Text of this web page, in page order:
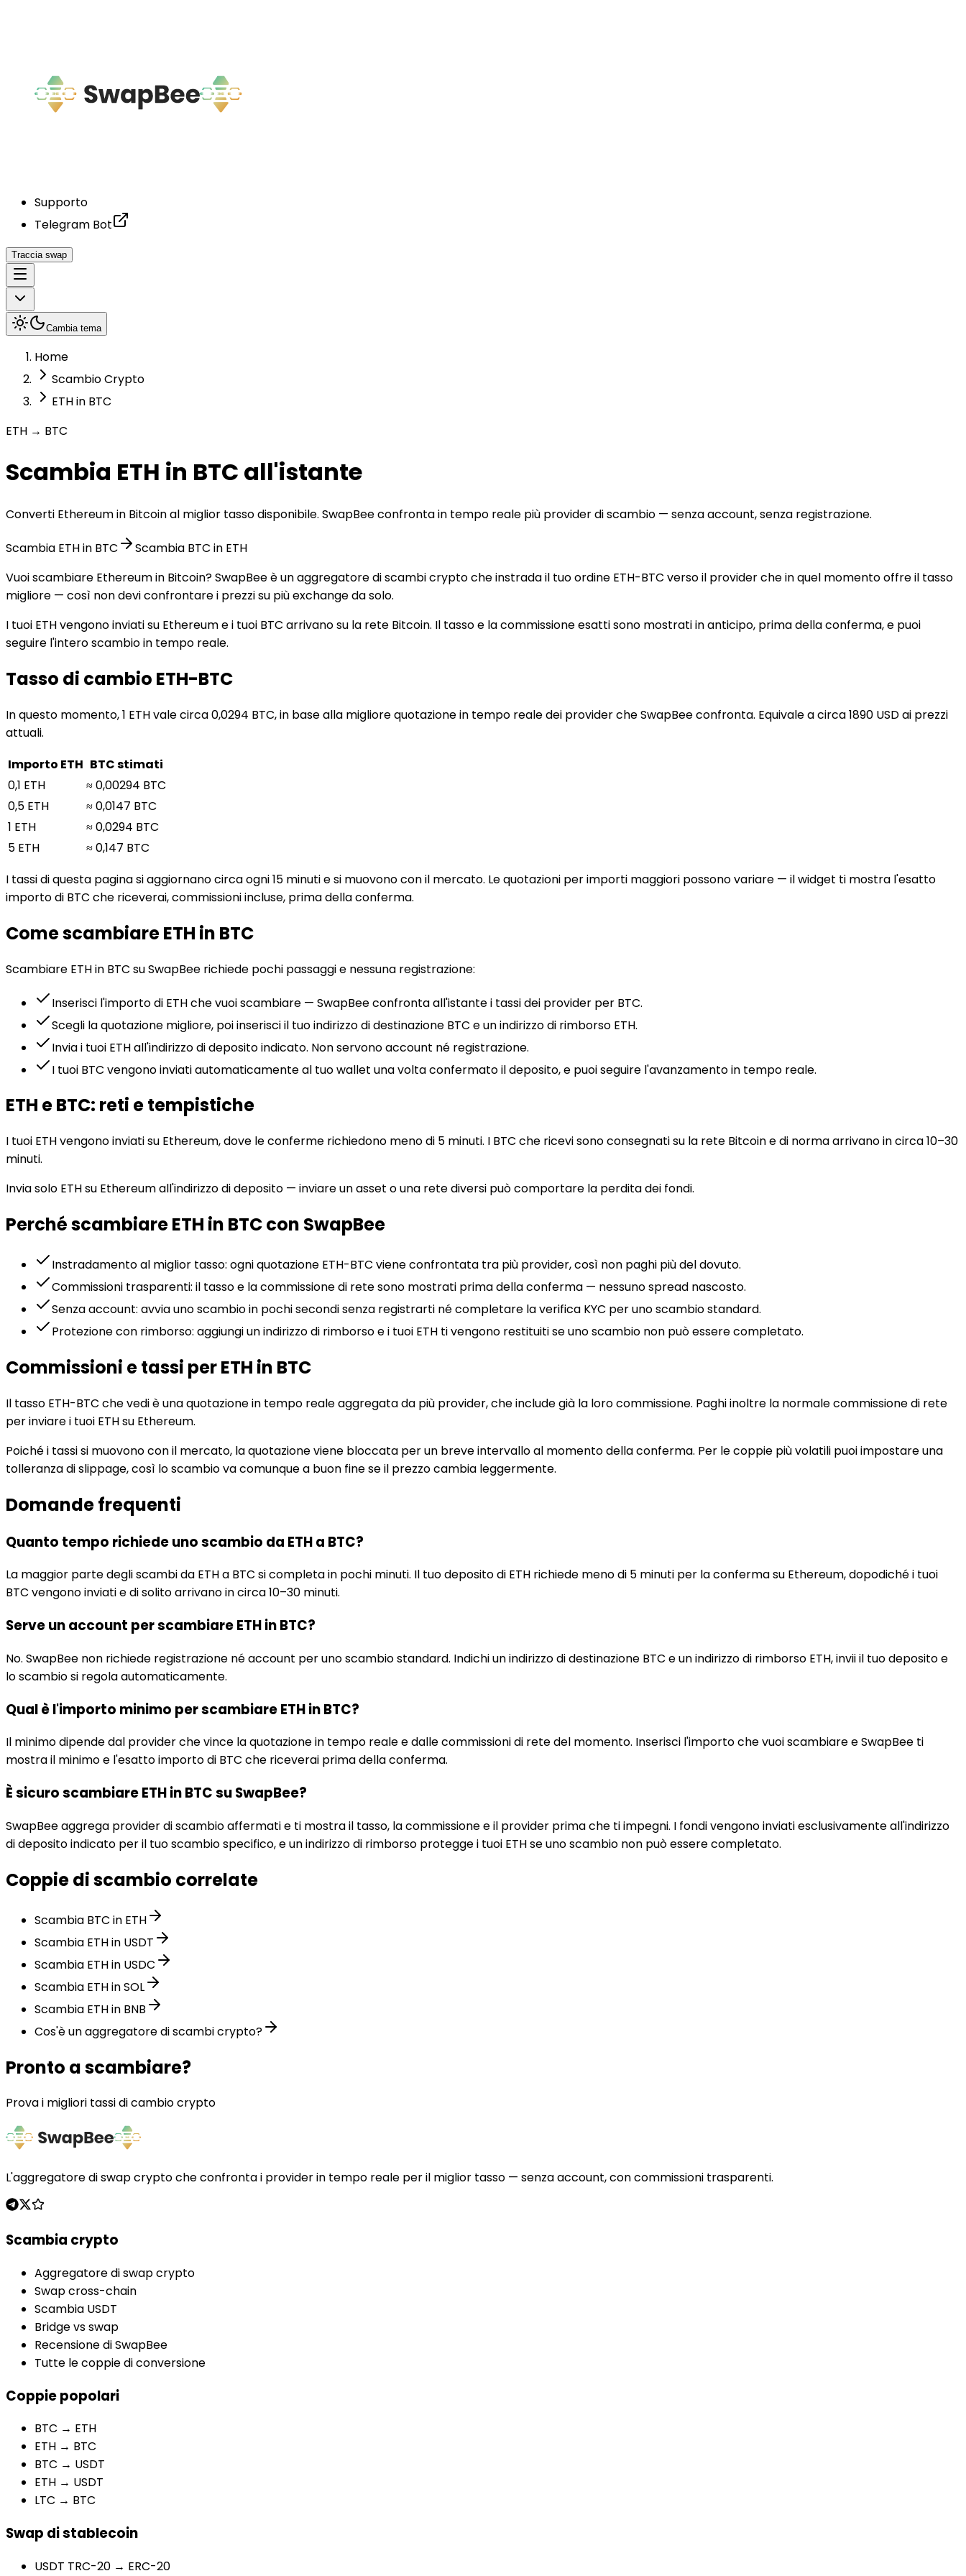
Supporto
Telegram Bot
Traccia swap
Cambia tema
Home
Scambio Crypto
ETH in BTC
ETH → BTC
Scambia ETH in BTC all'istante
Converti Ethereum in Bitcoin al miglior tasso disponibile. SwapBee confronta in tempo reale più provider di scambio — senza account, senza registrazione.
Scambia ETH in BTC
Scambia BTC in ETH
Vuoi scambiare Ethereum in Bitcoin? SwapBee è un aggregatore di scambi crypto che instrada il tuo ordine ETH-BTC verso il provider che in quel momento offre il tasso
migliore — così non devi confrontare i prezzi su più exchange da solo.
I tuoi ETH vengono inviati su Ethereum e i tuoi BTC arrivano su la rete Bitcoin. Il tasso e la commissione esatti sono mostrati in anticipo, prima della conferma, e puoi
seguire l'intero scambio in tempo reale.
Tasso di cambio ETH-BTC
In questo momento, 1 ETH vale circa 0,0294 BTC, in base alla migliore quotazione in tempo reale dei provider che SwapBee confronta. Equivale a circa 1890 USD ai prezzi
attuali.
Importo ETH BTC stimati
0,1 ETH
≈ 0,00294 BTC
0,5 ETH
≈ 0,0147 BTC
1 ETH
≈ 0,0294 BTC
5 ETH
≈ 0,147 BTC
I tassi di questa pagina si aggiornano circa ogni 15 minuti e si muovono con il mercato. Le quotazioni per importi maggiori possono variare — il widget ti mostra l'esatto
importo di BTC che riceverai, commissioni incluse, prima della conferma.
Come scambiare ETH in BTC
Scambiare ETH in BTC su SwapBee richiede pochi passaggi e nessuna registrazione:
Inserisci l'importo di ETH che vuoi scambiare — SwapBee confronta all'istante i tassi dei provider per BTC.
Scegli la quotazione migliore, poi inserisci il tuo indirizzo di destinazione BTC e un indirizzo di rimborso ETH.
Invia i tuoi ETH all'indirizzo di deposito indicato. Non servono account né registrazione.
I tuoi BTC vengono inviati automaticamente al tuo wallet una volta confermato il deposito, e puoi seguire l'avanzamento in tempo reale.
ETH e BTC: reti e tempistiche
I tuoi ETH vengono inviati su Ethereum, dove le conferme richiedono meno di 5 minuti. I BTC che ricevi sono consegnati su la rete Bitcoin e di norma arrivano in circa 10–30
minuti.
Invia solo ETH su Ethereum all'indirizzo di deposito — inviare un asset o una rete diversi può comportare la perdita dei fondi.
Perché scambiare ETH in BTC con SwapBee
Instradamento al miglior tasso: ogni quotazione ETH-BTC viene confrontata tra più provider, così non paghi più del dovuto.
Commissioni trasparenti: il tasso e la commissione di rete sono mostrati prima della conferma — nessuno spread nascosto.
Senza account: avvia uno scambio in pochi secondi senza registrarti né completare la verifica KYC per uno scambio standard.
Protezione con rimborso: aggiungi un indirizzo di rimborso e i tuoi ETH ti vengono restituiti se uno scambio non può essere completato.
Commissioni e tassi per ETH in BTC
Il tasso ETH-BTC che vedi è una quotazione in tempo reale aggregata da più provider, che include già la loro commissione. Paghi inoltre la normale commissione di rete
per inviare i tuoi ETH su Ethereum.
Poiché i tassi si muovono con il mercato, la quotazione viene bloccata per un breve intervallo al momento della conferma. Per le coppie più volatili puoi impostare una
tolleranza di slippage, così lo scambio va comunque a buon fine se il prezzo cambia leggermente.
Domande frequenti
Quanto tempo richiede uno scambio da ETH a BTC?
La maggior parte degli scambi da ETH a BTC si completa in pochi minuti. Il tuo deposito di ETH richiede meno di 5 minuti per la conferma su Ethereum, dopodiché i tuoi
BTC vengono inviati e di solito arrivano in circa 10–30 minuti.
Serve un account per scambiare ETH in BTC?
No. SwapBee non richiede registrazione né account per uno scambio standard. Indichi un indirizzo di destinazione BTC e un indirizzo di rimborso ETH, invii il tuo deposito e
lo scambio si regola automaticamente.
Qual è l'importo minimo per scambiare ETH in BTC?
Il minimo dipende dal provider che vince la quotazione in tempo reale e dalle commissioni di rete del momento. Inserisci l'importo che vuoi scambiare e SwapBee ti
mostra il minimo e l'esatto importo di BTC che riceverai prima della conferma.
È sicuro scambiare ETH in BTC su SwapBee?
SwapBee aggrega provider di scambio affermati e ti mostra il tasso, la commissione e il provider prima che ti impegni. I fondi vengono inviati esclusivamente all'indirizzo
di deposito indicato per il tuo scambio specifico, e un indirizzo di rimborso protegge i tuoi ETH se uno scambio non può essere completato.
Coppie di scambio correlate
Scambia BTC in ETH
Scambia ETH in USDT
Scambia ETH in USDC
Scambia ETH in SOL
Scambia ETH in BNB
Cos'è un aggregatore di scambi crypto?
Pronto a scambiare?
Prova i migliori tassi di cambio crypto
L'aggregatore di swap crypto che confronta i provider in tempo reale per il miglior tasso — senza account, con commissioni trasparenti.
Scambia crypto
Aggregatore di swap crypto
Swap cross-chain
Scambia USDT
Bridge vs swap
Recensione di SwapBee
Tutte le coppie di conversione
Coppie popolari
BTC → ETH
ETH → BTC
BTC → USDT
ETH → USDT
LTC → BTC
Swap di stablecoin
USDT TRC-20 → ERC-20